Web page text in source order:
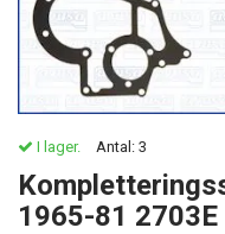
I lager. Antal: 3
1965-81